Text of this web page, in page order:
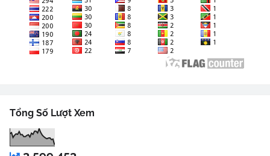
Tổng Số Lượt Xem